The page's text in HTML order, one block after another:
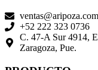
ventas@aripoza.com
+52 222 323 0736
C. 47-A Sur 4914,
Zaragoza, Pue.